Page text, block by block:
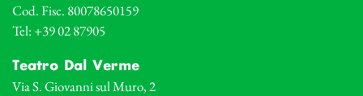
Cod. Fisc. 80078650159
Tel: +39 02 87905
Teatro Dal Verme
Via S. Giovanni sul Muro, 2